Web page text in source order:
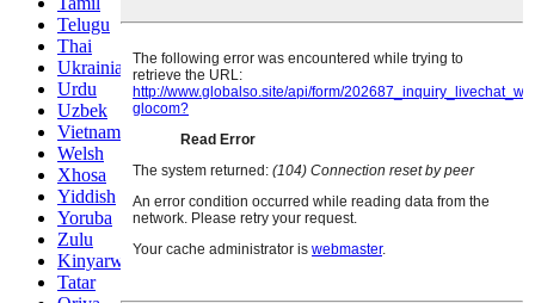
Telugu
Thai
Ukrainian
Urdu
Uzbek
Vietnamese
Welsh
Xhosa
Yiddish
Yoruba
Zulu
Kinyarwanda
Tatar